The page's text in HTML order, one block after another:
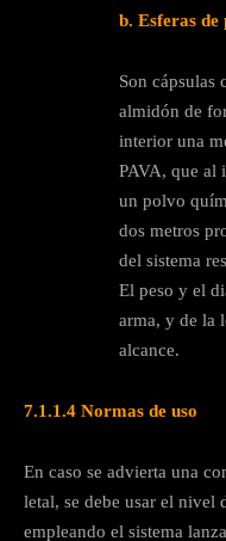
b. Esferas
Son cápsulas
almidón de
interior una
PAVA, que al
un polvo
dos metros
del sistema
El peso y el
arma, y de la
alcance.
7.1.1.4 Normas de uso
En caso se advierta una
letal, se debe usar el nivel
empleando el sistema